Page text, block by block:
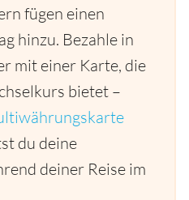
fügen einen
hinzu. Bezahle in
mit einer Karte, die
bietet –
du deine
deiner Reise im